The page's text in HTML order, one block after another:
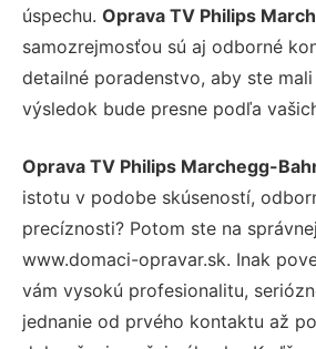
úspechu. Oprava TV Philips
samozrejmosťou sú aj odborné
detailné poradenstvo, aby ste
výsledok bude presne podľa
Oprava TV Philips Marchegg-
istotu v podobe skúseností,
precíznosti? Potom ste na
www.domaci-opravar.sk. Inak
vám vysokú profesionalitu,
jednanie od prvého kontaktu až